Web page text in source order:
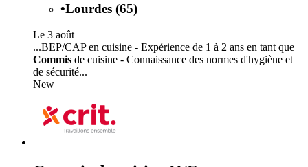
•Lourdes (65)
Le 3 août
...BEP/CAP en cuisine - Expérience de 1 à 2 ans en tant que
Commis de cuisine - Connaissance des normes d'hygiène et
de sécurité...
New